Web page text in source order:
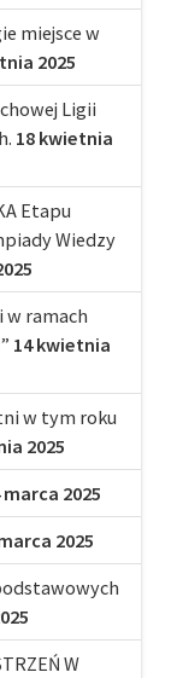
miejsce w
2025
Ligii
18 kwietnia
Etapu
Wiedzy
ramach
14 kwietnia
w tym roku
2025
marca 2025
2025
W